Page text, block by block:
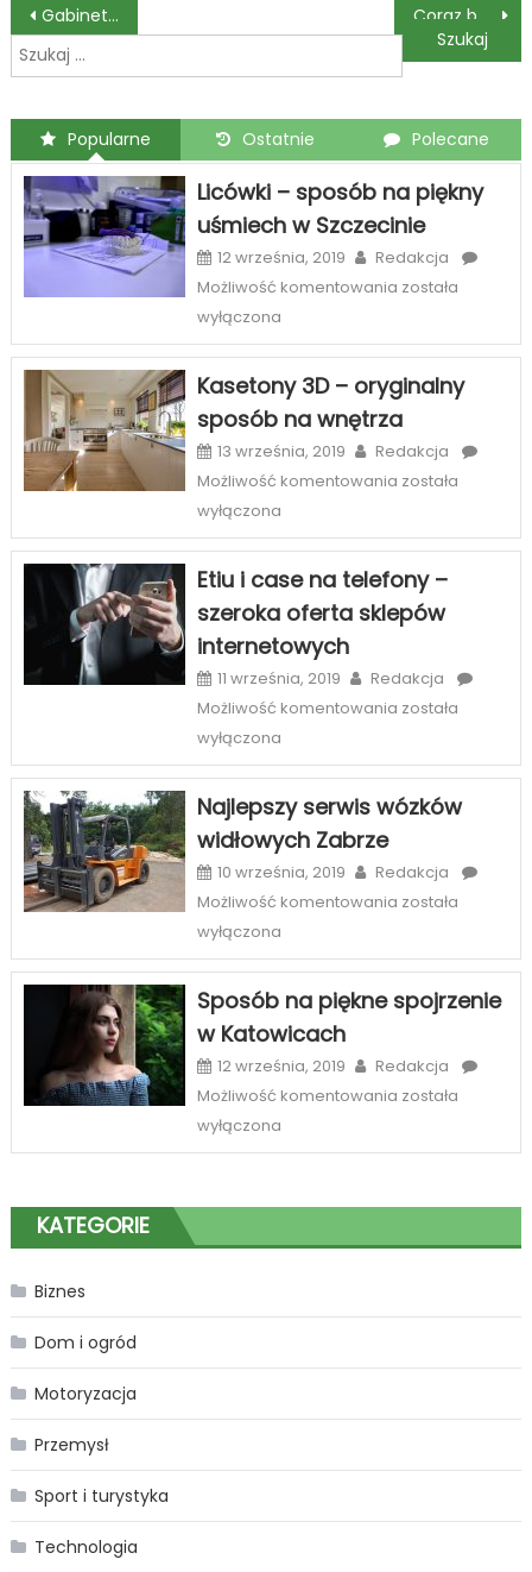
Nawigacja
wpisu
Gabinet stomatologiczny – kompleksowe i profesjonalne zabiegi
Szukaj:
Popularne Ostatnie Polecane
Licówki – sposób na piękny
uśmiech w Szczecinie
12 września, 2019
Redakcja
Możliwość komentowania Licówki
sposób
piękny
uśmiech
w
Szczecinie
została
wyłączona
Kasetony 3D – oryginalny
sposób na wnętrza
13 września, 2019
Redakcja
Możliwość komentowania Kasetony
–
sposób
na
została
wyłączona
Etiu i case na telefony –
szeroka oferta sklepów
internetowych
11 września, 2019
Redakcja
Możliwość komentowania Etiu
case
telefony
szeroka
oferta
została
wyłączona
Najlepszy serwis wózków
widłowych Zabrze
10 września, 2019
Redakcja
Możliwość komentowania Najlepszy
wózków
Zabrze
została
wyłączona
Sposób na piękne spojrzenie
w Katowicach
12 września, 2019
Redakcja
Możliwość komentowania Sposób
piękne
w
została
wyłączona
KATEGORIE
Biznes
Dom i ogród
Motoryzacja
Przemysł
Sport i turystyka
Technologia